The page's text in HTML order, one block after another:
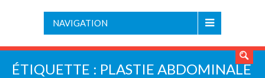
NAVIGATION
ÉTIQUETTE : PLASTIE ABDOMINALE